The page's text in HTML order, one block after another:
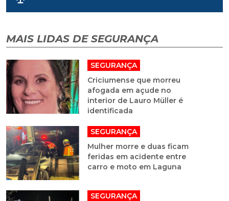
MAIS LIDAS DE SEGURANÇA
SEGURANÇA
Criciumense que morreu
afogada em açude no
interior de Lauro Müller é
identificada
SEGURANÇA
Mulher morre e duas ficam
feridas em acidente entre
carro e moto em Laguna
SEGURANÇA